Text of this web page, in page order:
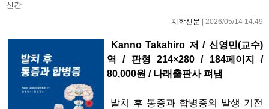
신간
치학신문 | 2026/05/14 14:49
Kanno Takahiro 저 / 신영민(교수)
역 / 판형 214×280 / 184페이지 /
80,000원 / 나래출판사 펴냄
발치 후 통증과 합병증의 발생 기전